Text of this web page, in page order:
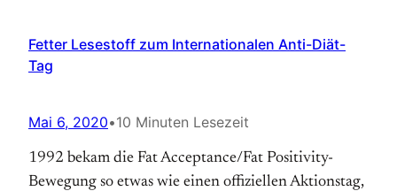
Fetter Lesestoff zum Internationalen Anti-Diät-
Tag
Mai 6, 2020•10 Minuten Lesezeit
1992 bekam die Fat Acceptance/Fat Positivity-
Bewegung so etwas wie einen offiziellen Aktions­tag,